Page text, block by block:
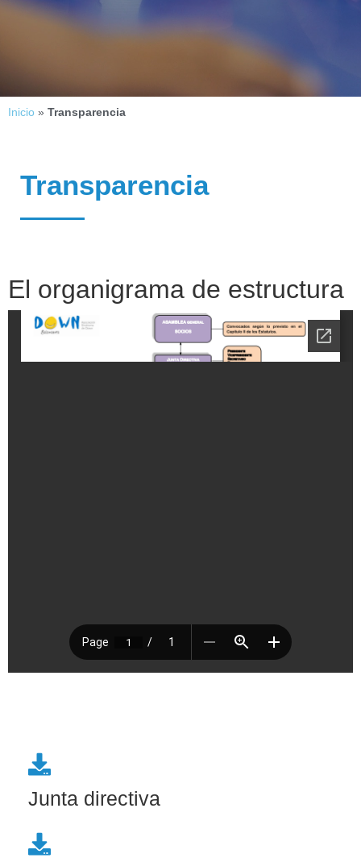
Inicio » Transparencia
Transparencia
El organigrama de estructura
Junta directiva